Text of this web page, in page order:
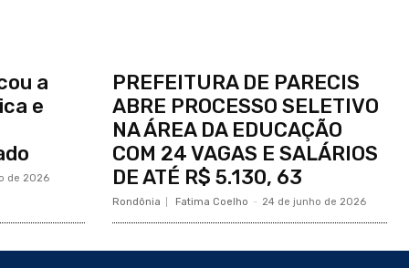
a
e
de 2026
PREFEITURA DE PARECIS
ABRE PROCESSO SELETIVO
NA ÁREA DA EDUCAÇÃO
COM 24 VAGAS E SALÁRIOS
DE ATÉ R$ 5.130, 63
Rondônia Fatima Coelho - 24 de junho de 2026